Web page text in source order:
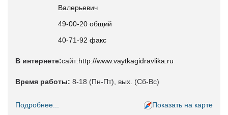
Валерьевич
49-00-20 общий
40-71-92 факс
В интернете:сайт:http://www.vaytkagidravlika.ru
Время работы: 8-18 (Пн-Пт), вых. (Сб-Вс)
Подробнее... Показать на карте